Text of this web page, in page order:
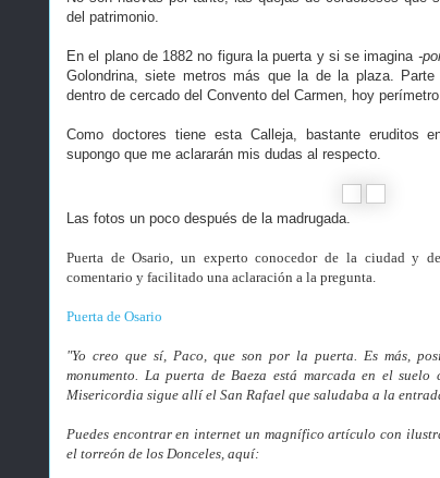
del patrimonio.
En el plano de 1882 no figura la puerta y si se imagina -
Golondrina, siete metros más que la de la plaza.
dentro de cercado del Convento del Carmen, hoy
Como doctores tiene esta Calleja, bastante eruditos
supongo que me aclararán mis dudas al respecto.
Las fotos un poco después de la madrugada.
Puerta de Osario, un experto conocedor de la ciudad y
comentario y facilitado una aclaración a la pregunta.
Puerta de Osario
"Yo creo que sí, Paco, que son por la puerta. Es más,
monumento. La puerta de Baeza está marcada en el
Misericordia sigue allí el San Rafael que saludaba a la
Puedes encontrar en internet un magnífico artículo con
el torreón de los Donceles, aquí: